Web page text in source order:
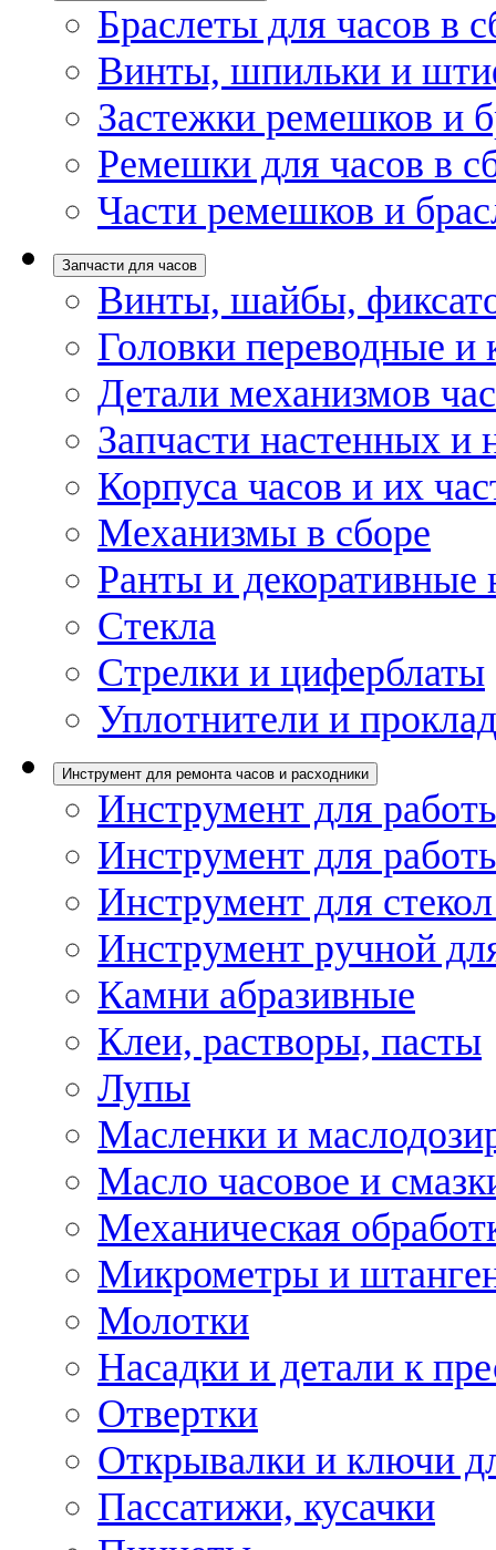
Браслеты для часов в
Винты, шпильки и
Застежки ремешков и
Ремешки для часов в
Части ремешков и
Запчасти для часов
Винты, шайбы,
Головки переводные и
Детали механизмов
Запчасти настенных и
Корпуса часов и их
Механизмы в сборе
Ранты и декоративные
Стекла
Стрелки и циферблаты
Уплотнители и
Инструмент для ремонта часов и расходники
Инструмент для
Инструмент для
Инструмент для
Инструмент ручной
Камни абразивные
Клеи, растворы, пасты
Лупы
Масленки и
Масло часовое и
Механическая
Микрометры и
Молотки
Насадки и детали к
Отвертки
Открывалки и ключи
Пассатижи, кусачки